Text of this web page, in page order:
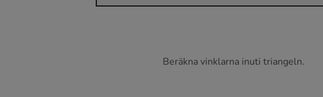
Beräkna vinklarna inuti triangeln.